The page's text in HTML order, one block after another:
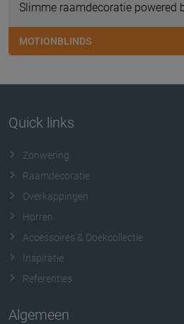
Slimme raamdecoratie powered
MOTIONBLINDS
Quick links
Zonwering
Raamdecoratie
Overkappingen
Horren
Accessoires & Doekcollectie
Inspiratie
Referenties
Algemeen